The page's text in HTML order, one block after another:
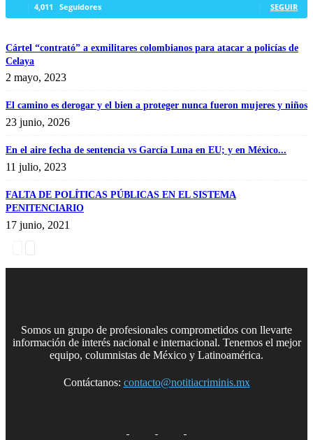
4,011 Seguidores SEGUIR
Cártel “contrató” a exmilitares colombianos para atacar a policías de
Celaya
2 mayo, 2023
El camino es derogar y el bien a proteger nunca fueron mujeres y niños
23 junio, 2026
En el aire fecha de sentencia vs García Luna en EU; y en México...
11 julio, 2023
FALTA DE POLÍTICAS PÚBLICAS EN EL SISTEMA
PENITENCIARIO
17 junio, 2021
Somos un grupo de profesionales comprometidos con llevarte
información de interés nacional e internacional. Tenemos el mejor
equipo, columnistas de México y Latinoamérica.
Contáctanos: contacto@notitiacriminis.mx